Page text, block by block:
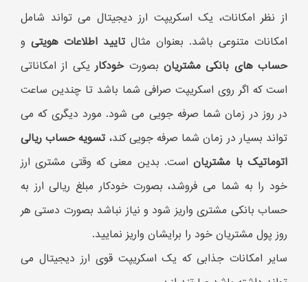
از نظر امکانات، یک اسکریپت ارز دیجیتال می تواند شامل
امکانات متنوعی باشد. بعنوان مثال تایید اطلاعات هویتی و
حساب های بانکی مشتریان بصورتخودکاریکی از امکاناتی
است که اگر روی اسکریپت صرافی شما باشد تا چندین ساعت
در روز در زمان شما صرفه جویی می شود. مورد دیگری که می
تواند بسیار در زمان شما صرفه جویی کند، تسویه حساب ریالی
اتوماتیک با مشتریاناست. بدین معنی که وقتی مشتری ارز
خود را به شما می فروشد، بصورت خودکار مبلغ ریالی ارز به
حساب بانکی مشتری واریز شود و نیاز نباشد بصورت دستی هر
روز پول مشتریان خود را برایشان واریز نمایید.
سایر امکانات جذابی که یک اسکریپت قوی ارز دیجیتال می